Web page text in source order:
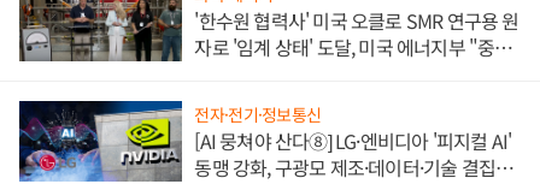
'한수원 협력사' 미국 오클로 SMR 연구용 원
자로 '임계 상태' 도달, 미국 에너지부 "중요
전자·전기·정보통신
[AI 뭉쳐야 산다⑧] LG·엔비디아 '피지컬 AI'
동맹 강화, 구광모 제조·데이터·기술 결집